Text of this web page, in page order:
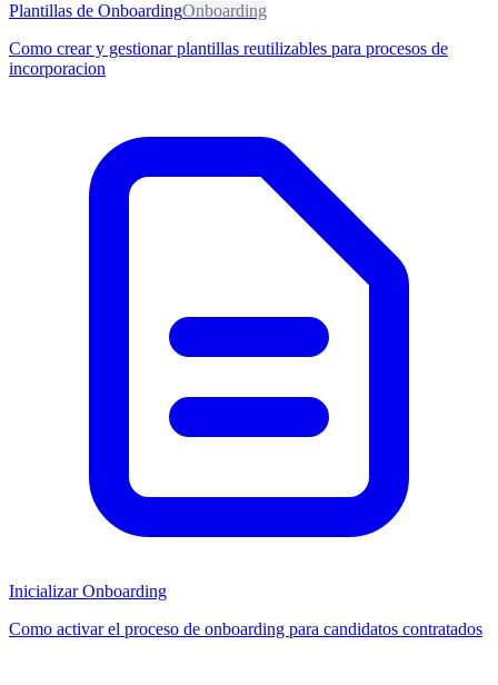
Plantillas de OnboardingOnboarding
Como crear y gestionar plantillas reutilizables para procesos de
incorporacion
Inicializar Onboarding
Como activar el proceso de onboarding para candidatos contratados